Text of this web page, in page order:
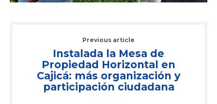
Previous article
Instalada la Mesa de
Propiedad Horizontal en
Cajicá: más organización y
participación ciudadana